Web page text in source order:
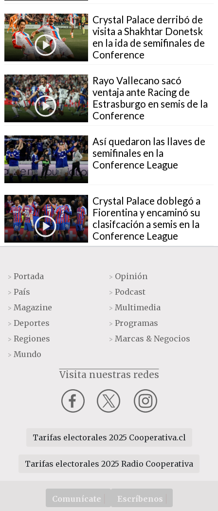
Crystal Palace derribó de
visita a Shakhtar Donetsk
en la ida de semifinales de
Conference
Rayo Vallecano sacó
ventaja ante Racing de
Estrasburgo en semis de la
Conference
Así quedaron las llaves de
semifinales en la
Conference League
Crystal Palace doblegó a
Fiorentina y encaminó su
clasifcación a semis en la
Conference League
> Portada
> País
> Magazine
> Deportes
> Regiones
> Mundo
> Opinión
> Podcast
> Multimedia
> Programas
> Marcas & Negocios
Visita nuestras redes
Tarifas electorales 2025 Cooperativa.cl
Tarifas electorales 2025 Radio Cooperativa
Comunícate Escríbenos